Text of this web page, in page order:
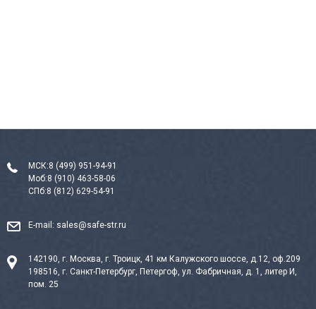
МСК:8 (499) 951-94-91
Моб:8 (910) 463-58-06
СПб:8 (812) 629-54-91
E-mail: sales@safe-str.ru
142190, г. Москва, г. Троицк, 41 км Калужского шоссе, д.12, оф.209
198516, г. Санкт-Петербург, Петергоф, ул. Фабричная, д. 1, литер И,
пом. 25